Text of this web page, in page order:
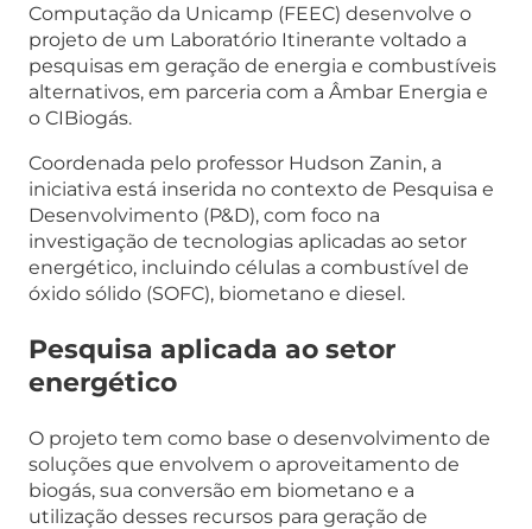
Computação da Unicamp (FEEC) desenvolve o
projeto de um Laboratório Itinerante voltado a
pesquisas em geração de energia e combustíveis
alternativos, em parceria com a Âmbar Energia e
o CIBiogás.
Coordenada pelo professor Hudson Zanin, a
iniciativa está inserida no contexto de Pesquisa e
Desenvolvimento (P&D), com foco na
investigação de tecnologias aplicadas ao setor
energético, incluindo células a combustível de
óxido sólido (SOFC), biometano e diesel.
Pesquisa aplicada ao setor
energético
O projeto tem como base o desenvolvimento de
soluções que envolvem o aproveitamento de
biogás, sua conversão em biometano e a
utilização desses recursos para geração de